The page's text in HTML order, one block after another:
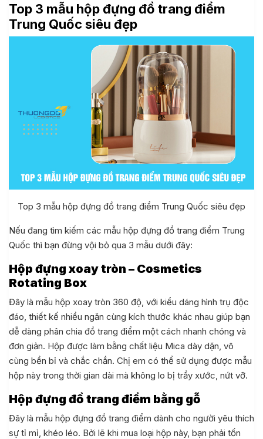
Top 3 mẫu hộp đựng đồ trang điểm
Trung Quốc siêu đẹp
Top 3 mẫu hộp đựng đồ trang điểm Trung Quốc siêu đẹp
Nếu đang tìm kiếm các mẫu hộp đựng đồ trang điểm Trung
Quốc thì bạn đừng vội bỏ qua 3 mẫu dưới đây:
Hộp đựng xoay tròn – Cosmetics
Rotating Box
Đây là mẫu hộp xoay tròn 360 độ, với kiểu dáng hình trụ độc
đáo, thiết kế nhiều ngăn cùng kích thước khác nhau giúp bạn
dễ dàng phân chia đồ trang điểm một cách nhanh chóng và
đơn giản. Hộp được làm bằng chất liệu Mica dày dặn, vô
cùng bền bỉ và chắc chắn. Chị em có thể sử dụng được mẫu
hộp này trong thời gian dài mà không lo bị trầy xước, nứt vỡ.
Hộp đựng đồ trang điểm bằng gỗ
Đây là mẫu hộp đựng đồ trang điểm dành cho người yêu thích
sự tỉ mỉ, khéo léo. Bởi lẽ khi mua loại hộp này, bạn phải tốn